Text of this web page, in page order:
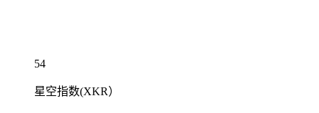
54
星空指数(XKR）